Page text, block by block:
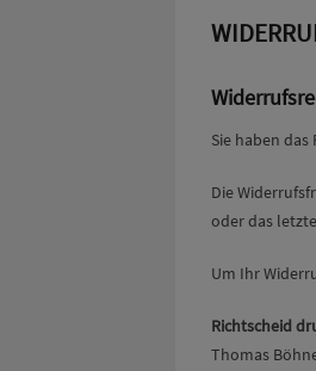
Sie haben
Die
oder das
Um Ihr
Richtscheid
Thomas